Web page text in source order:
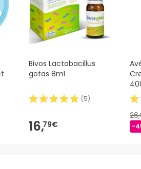
Bivos Lactobacillus
gotas 8ml
(5)
16,79€ -